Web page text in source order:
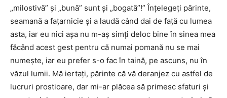
„milostivă” şi „bună” sunt şi „bogată”!” Înţelegeţi părinte,
seamană a faţarnicie şi a laudă când dai de faţă cu lumea
asta, iar eu nici aşa nu m-aş simţi deloc bine în sinea mea
făcând acest gest pentru că numai pomană nu se mai
numeşte, iar eu prefer s-o fac în taină, pe ascuns, nu în
văzul lumii. Mă iertaţi, părinte că vă deranjez cu astfel de
lucruri prostioare, dar mi-ar plăcea să primesc sfaturi şi